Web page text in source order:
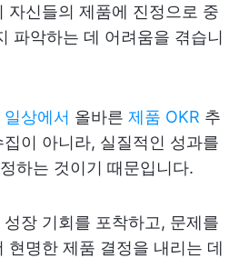
자신들의 제품에 진정으로 중
파악하는 데 어려움을 겪습니
상에서 올바른 제품 OKR 추
이 아니라, 실질적인 성과를
하는 것이기 때문입니다.
장 기회를 포착하고, 문제를
현명한 제품 결정을 내리는 데